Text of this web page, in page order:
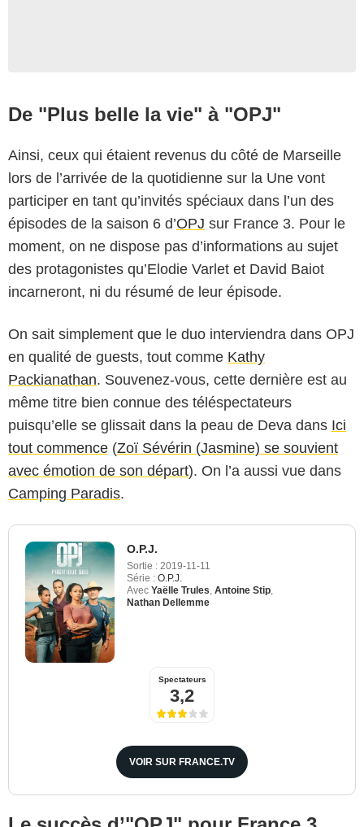
De "Plus belle la vie" à "OPJ"
Ainsi, ceux qui étaient revenus du côté de Marseille
lors de l’arrivée de la quotidienne sur la Une vont
participer en tant qu’invités spéciaux dans l’un des
épisodes de la saison 6 d’OPJ sur France 3. Pour le
moment, on ne dispose pas d’informations au sujet
des protagonistes qu’Elodie Varlet et David Baiot
incarneront, ni du résumé de leur épisode.
On sait simplement que le duo interviendra dans OPJ
en qualité de guests, tout comme Kathy
Packianathan. Souvenez-vous, cette dernière est au
même titre bien connue des téléspectateurs
puisqu’elle se glissait dans la peau de Deva dans Ici
tout commence (Zoï Sévérin (Jasmine) se souvient
avec émotion de son départ). On l’a aussi vue dans
Camping Paradis.
O.P.J.
Sortie : 2019-11-11
Série : O.P.J.
Avec Yaëlle Trules Antoine Stip
Nathan Dellemme
Spectateurs
3,2
VOIR SUR FRANCE.TV